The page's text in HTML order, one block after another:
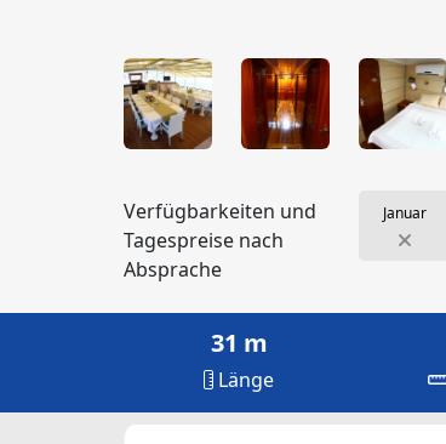
Verfügbarkeiten und
Tagespreise nach
Absprache
Januar
31 m
Länge